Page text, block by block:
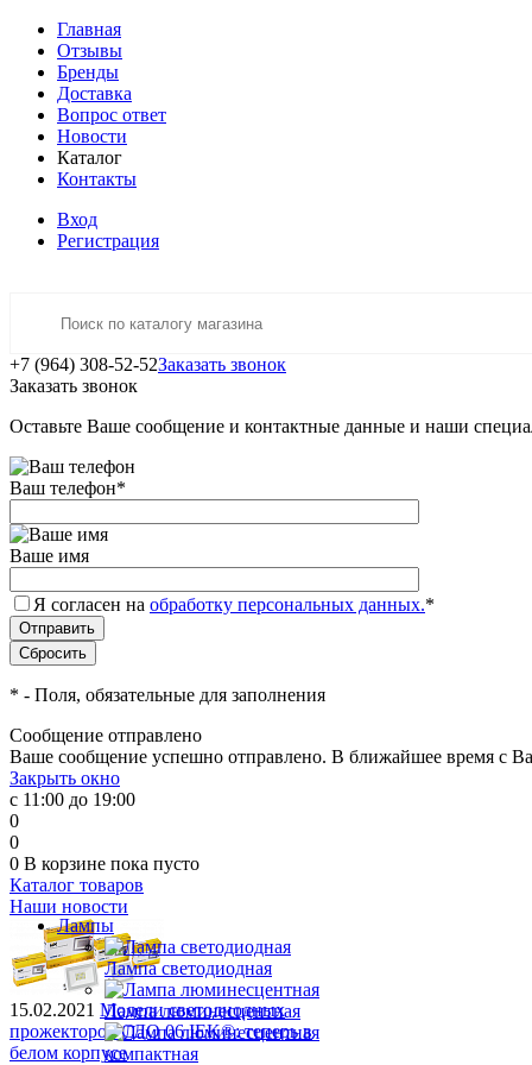
Главная
Отзывы
Бренды
Доставка
Вопрос ответ
Новости
Каталог
Контакты
Вход
Регистрация
+7 (964) 308-52-52Заказать звонок
Заказать звонок
Оставьте Ваше сообщение и контактные данные и наши
Ваш телефон*
Ваше имя
Я согласен на обработку персональных данных.*
* - Поля, обязательные для заполнения
Сообщение отправлено
Ваше сообщение успешно отправлено. В ближайшее время с
Закрыть окно
с 11:00 до 19:00
0
0
0 В корзине пока пусто
Каталог товаров
Лампы
Лампа светодиодная
Лампа люминесцентная
Наши новости
15.02.2021 Модели светодиодных
прожекторов СДО 06 IEK®: теперь в
белом корпусе